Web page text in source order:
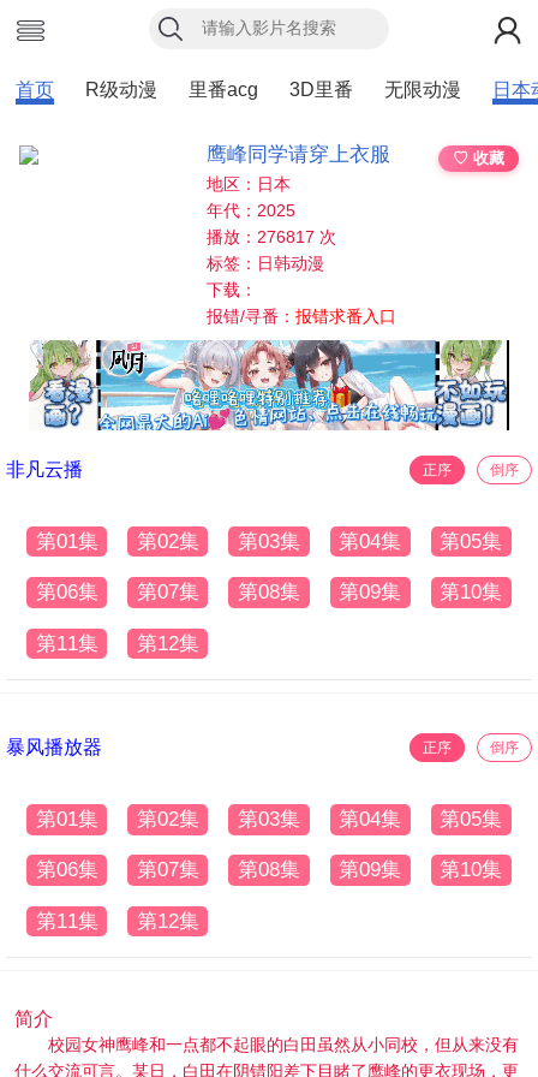
首页 R级动漫 里番acg 3D里番 无限动漫 日本
鹰峰同学请穿上衣服
♡ 收藏
地区：日本
年代：2025
播放：276817 次
标签：日韩动漫
下载：
报错/寻番：报错求番入口
非凡云播 正序 倒序
第01集 第02集 第03集 第04集 第05集
第06集 第07集 第08集 第09集 第10集
第11集 第12集
暴风播放器 正序 倒序
第01集 第02集 第03集 第04集 第05集
第06集 第07集 第08集 第09集 第10集
第11集 第12集
简介
校园女神鹰峰和一点都不起眼的白田虽然从小同校，但从来没有
什么交流可言。某日，白田在阴错阳差下目睹了鹰峰的更衣现场，更